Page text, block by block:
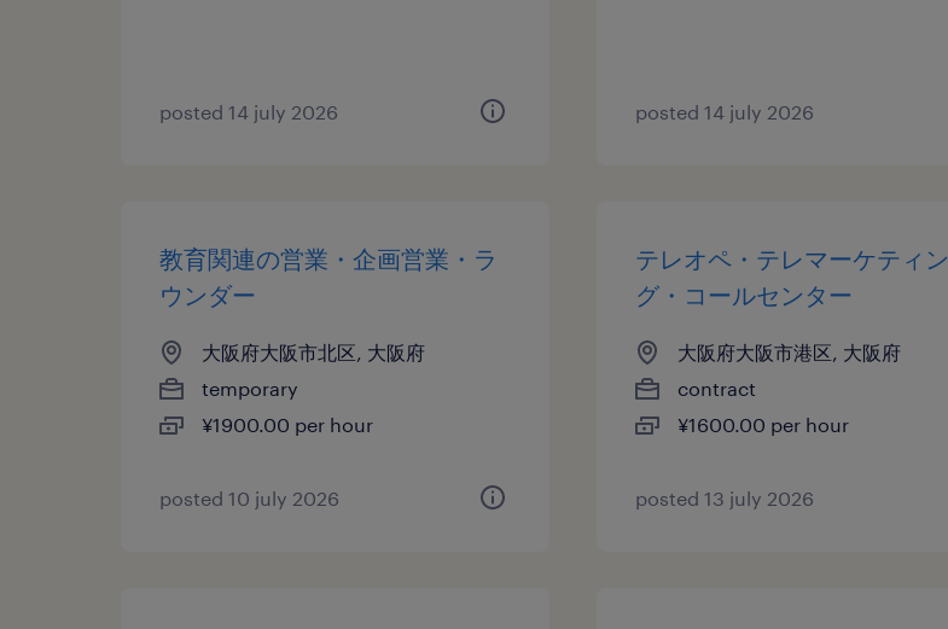
posted 14 july 2026 posted 14 july 2026
教育関連の営業・企画営業・ラ
ウンダー
大阪府大阪市北区, 大阪府
temporary
¥1900.00 per hour
posted 10 july 2026
テレオペ・テレマーケティン
グ・コールセンター
大阪府大阪市港区, 大阪府
contract
¥1600.00 per hour
posted 13 july 2026